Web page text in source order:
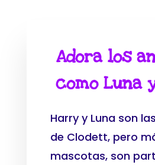
Adora los
como Luna
Harry y Luna son
de Clodett, pero
mascotas, son